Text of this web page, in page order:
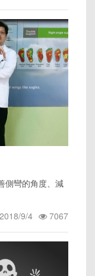
側彎的角度、減
7067
2018/9/4